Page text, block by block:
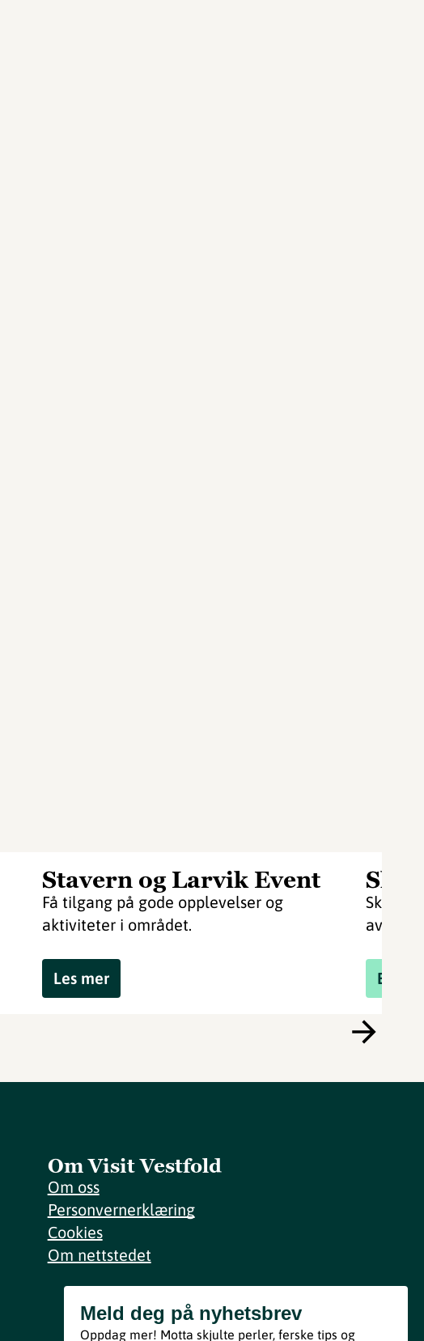
Stavern og Larvik Event
Få tilgang på gode opplevelser og
aktiviteter i området.
Les mer
av
Book
Om Visit Vestfold
Om oss
Personvernerklæring
Cookies
Om nettstedet
Meld deg på nyhetsbrev
Meld deg på nyhetsbrev
Oppdag mer! Motta skjulte perler, ferske tips og